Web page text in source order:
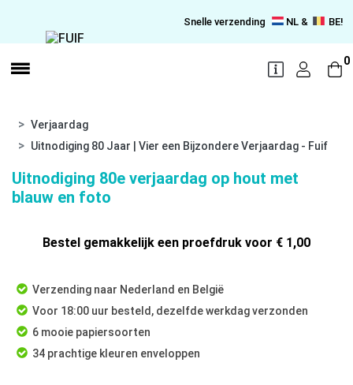
Snelle verzending NL & BE!
0
Verjaardag
Uitnodiging 80 Jaar | Vier een Bijzondere Verjaardag - Fuif
Uitnodiging 80e verjaardag op hout met
blauw en foto
Bestel gemakkelijk een proefdruk voor € 1,00
Verzending naar Nederland en België
Voor 18:00 uur besteld, dezelfde werkdag verzonden
6 mooie papiersoorten
34 prachtige kleuren enveloppen